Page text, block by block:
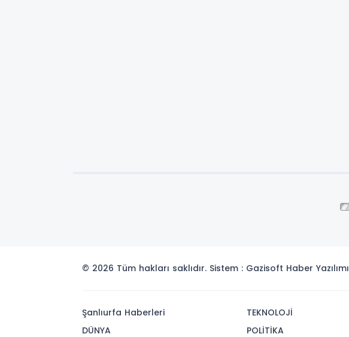
© 2026 Tüm hakları saklıdır. Sistem : Gazisoft Haber Yazılımı
Şanlıurfa Haberleri
DÜNYA
TEKNOLOJİ
POLİTİKA